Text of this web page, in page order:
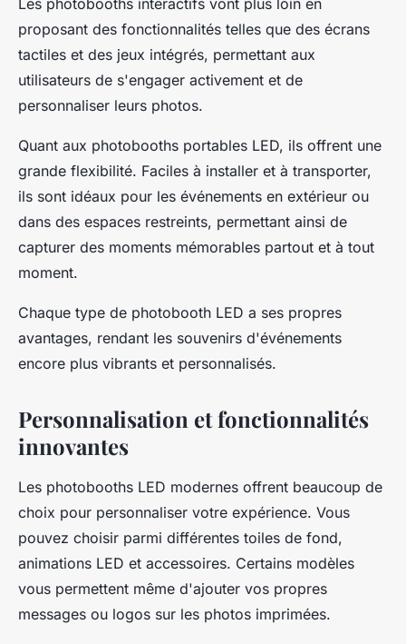
Les photobooths interactifs vont plus loin en
proposant des fonctionnalités telles que des écrans
tactiles et des jeux intégrés, permettant aux
utilisateurs de s'engager activement et de
personnaliser leurs photos.
Quant aux photobooths portables LED, ils offrent une
grande flexibilité. Faciles à installer et à transporter,
ils sont idéaux pour les événements en extérieur ou
dans des espaces restreints, permettant ainsi de
capturer des moments mémorables partout et à tout
moment.
Chaque type de photobooth LED a ses propres
avantages, rendant les souvenirs d'événements
encore plus vibrants et personnalisés.
Personnalisation et fonctionnalités
innovantes
Les photobooths LED modernes offrent beaucoup de
choix pour personnaliser votre expérience. Vous
pouvez choisir parmi différentes toiles de fond,
animations LED et accessoires. Certains modèles
vous permettent même d'ajouter vos propres
messages ou logos sur les photos imprimées.